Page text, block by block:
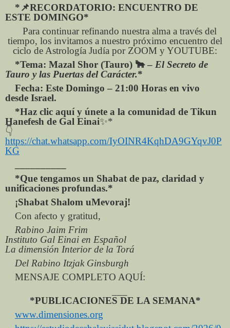
*📌RECORDATORIO: ENCUENTRO DE
ESTE DOMINGO*
Para continuar refinando nuestra alma a través del
tiempo, los invitamos a nuestro próximo encuentro del
ciclo de Astrología Judía por ZOOM y YOUTUBE:
*Tema: Mazal Shor (Tauro) 🐂– El Secreto de
Tauro y las Puertas del Carácter.*
Fecha: Este Domingo – 21:00 Horas en vivo
desde Israel.
*Haz clic aquí y únete a la comunidad de Tikun
Hanefesh de Gal Einai✨*
👇
https://chat.whatsapp.com/IyOINR4KqhDA9GYqvJ0P
KG
*Que tengamos un Shabat de paz, claridad y
unificaciones profundas.*
¡Shabat Shalom uMevoraj!
Con afecto y gratitud,
Rabino Jaim Frim
Instituto Gal Einai en Español
La dimensión Interior de la Torá
Del Rabino Itzjak Ginsburgh
MENSAJE COMPLETO AQUÍ:
*PUBLICACIONES DE LA SEMANA*
www.dimensiones.org